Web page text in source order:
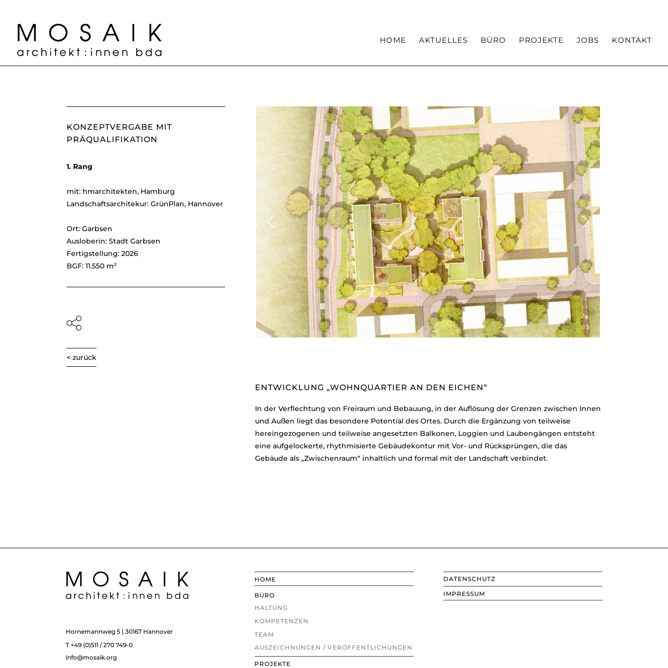
HOME AKTUELLES BÜRO PROJEKTE JOBS KONTAKT
KONZEPTVERGABE MIT
PRÄQUALIFIKATION
1. Rang
mit: hmarchitekten, Hamburg
Landschaftsarchitekur: GrünPlan, Hannover
Ort: Garbsen
Ausloberin: Stadt Garbsen
Fertigstellung: 2026
BGF: 11.550 m²
< zurück
ENTWICKLUNG „WOHNQUARTIER AN DEN EICHEN“
In der Verflechtung von Freiraum und Bebauung, in der Auflösung der Grenzen zwischen Innen
und Außen liegt das besondere Potential des Ortes. Durch die Ergänzung von teilweise
hereingezogenen und teilweise angesetzten Balkonen, Loggien und Laubengängen entsteht
eine aufgelockerte, rhythmisierte Gebäudekontur mit Vor- und Rücksprüngen, die das
Gebäude als „Zwischenraum“ inhaltlich und formal mit der Landschaft verbindet.
Hornemannweg 5 | 30167 Hannover
T +49 (0)511 / 270 749-0
info@mosaik.org
HOME
BÜRO
HALTUNG
KOMPETENZEN
TEAM
AUSZEICHNUNGEN / VERÖFFENTLICHUNGEN
PROJEKTE
DATENSCHUTZ
IMPRESSUM